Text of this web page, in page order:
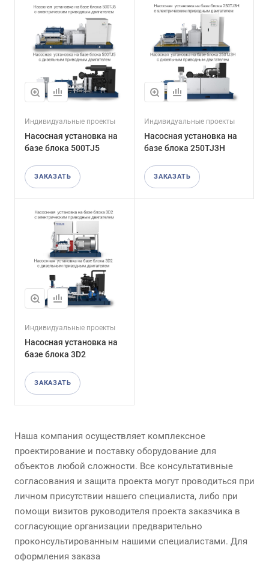
Индивидуальные проекты
Насосная установка на
базе блока 500TJ5
ЗАКАЗАТЬ
Индивидуальные проекты
Насосная установка на
базе блока 250TJ3H
ЗАКАЗАТЬ
Индивидуальные проекты
Насосная установка на
базе блока 3D2
ЗАКАЗАТЬ
Наша компания осуществляет комплексное
проектирование и поставку оборудование для
объектов любой сложности. Все консультативные
согласования и защита проекта могут проводиться при
личном присутствии нашего специалиста, либо при
помощи визитов руководителя проекта заказчика в
согласующие организации предварительно
проконсультированным нашими специалистами. Для
оформления заказа